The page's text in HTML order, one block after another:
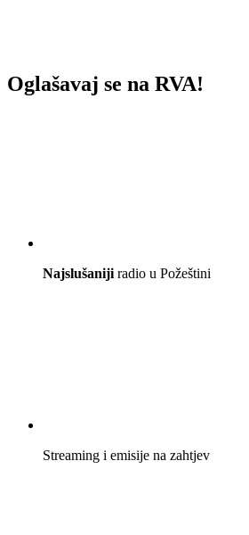
Oglašavaj se na RVA!
Najslušaniji radio u Požeštini
Streaming i emisije na zahtjev